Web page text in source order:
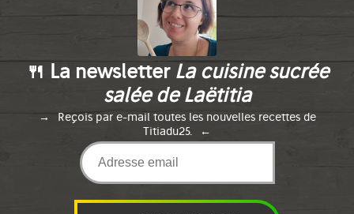
🍴 La newsletter La cuisine sucrée
salée de Laëtitia
Reçois par e-mail toutes les nouvelles recettes de
Titiadu25.